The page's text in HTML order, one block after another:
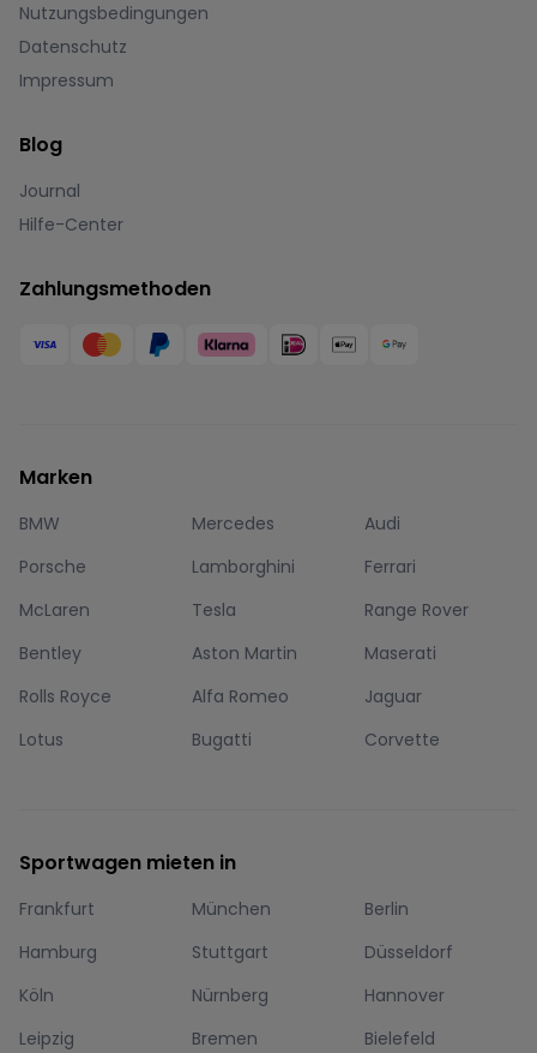
Nutzungsbedingungen
Datenschutz
Impressum
Blog
Journal
Hilfe-Center
Zahlungsmethoden
Marken
BMW Mercedes
Audi
Porsche
Lamborghini
Ferrari
McLaren
Tesla
Range Rover
Bentley
Aston Martin
Maserati
Rolls Royce
Alfa Romeo
Jaguar
Lotus
Bugatti Corvette
Sportwagen mieten in
Frankfurt München
Berlin
Hamburg
Stuttgart
Düsseldorf
Köln
Nürnberg
Hannover
Leipzig
Bremen
Bielefeld